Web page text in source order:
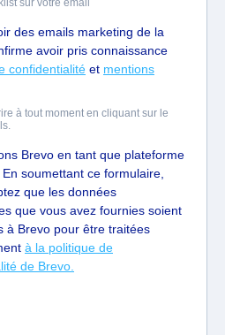
sur votre email
des emails marketing de la
avoir pris connaissance
confidentialité et mentions
à tout moment en cliquant sur le
Brevo en tant que plateforme
soumettant ce formulaire,
que les données
que vous avez fournies soient
à Brevo pour être traitées
à la politique de
de Brevo.